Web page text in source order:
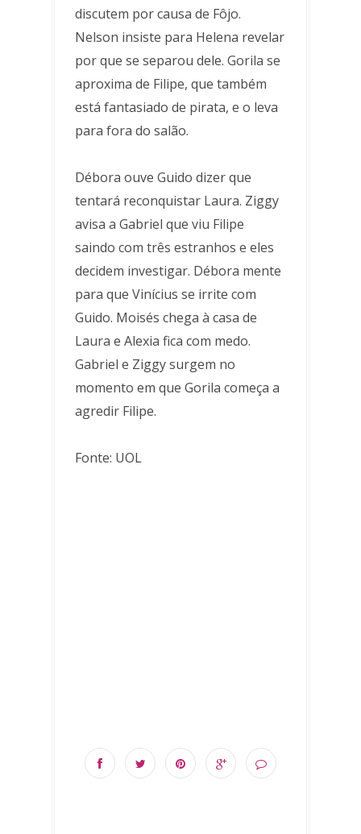
discutem por causa de Fôjo.
Nelson insiste para Helena revelar
por que se separou dele. Gorila se
aproxima de Filipe, que também
está fantasiado de pirata, e o leva
para fora do salão.
Débora ouve Guido dizer que
tentará reconquistar Laura. Ziggy
avisa a Gabriel que viu Filipe
saindo com três estranhos e eles
decidem investigar. Débora mente
para que Vinícius se irrite com
Guido. Moisés chega à casa de
Laura e Alexia fica com medo.
Gabriel e Ziggy surgem no
momento em que Gorila começa a
agredir Filipe.
Fonte: UOL